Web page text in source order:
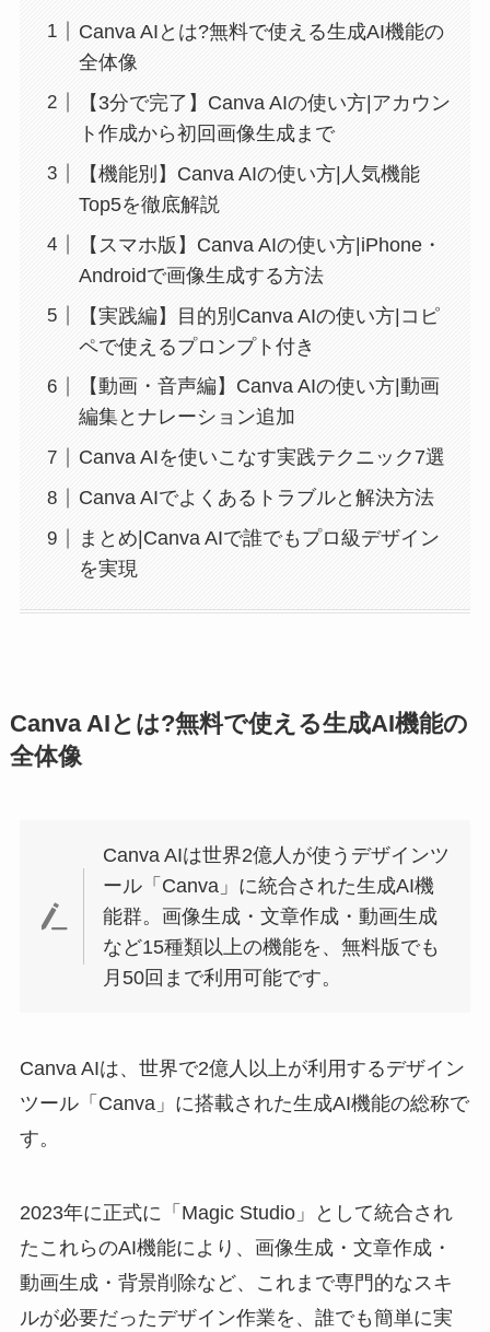
Canva AIとは?無料で使える生成AI機能の
全体像
【3分で完了】Canva AIの使い方|アカウン
ト作成から初回画像生成まで
【機能別】Canva AIの使い方|人気機能
Top5を徹底解説
【スマホ版】Canva AIの使い方|iPhone・
Androidで画像生成する方法
【実践編】目的別Canva AIの使い方|コピ
ペで使えるプロンプト付き
【動画・音声編】Canva AIの使い方|動画
編集とナレーション追加
Canva AIを使いこなす実践テクニック7選
Canva AIでよくあるトラブルと解決方法
まとめ|Canva AIで誰でもプロ級デザイン
を実現
Canva AIとは?無料で使える生成AI機能の
全体像
Canva AIは世界2億人が使うデザインツ
ール「Canva」に統合された生成AI機
能群。画像生成・文章作成・動画生成
など15種類以上の機能を、無料版でも
月50回まで利用可能です。
Canva AIは、世界で2億人以上が利用するデザイン
ツール「Canva」に搭載された生成AI機能の総称で
す。
2023年に正式に「Magic Studio」として統合され
たこれらのAI機能により、画像生成・文章作成・
動画生成・背景削除など、これまで専門的なスキ
ルが必要だったデザイン作業を、誰でも簡単に実